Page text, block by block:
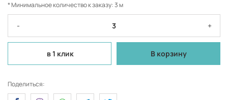
* Минимальное количество к заказу: 3 м
- +
в 1 клик В корзину
Поделиться: